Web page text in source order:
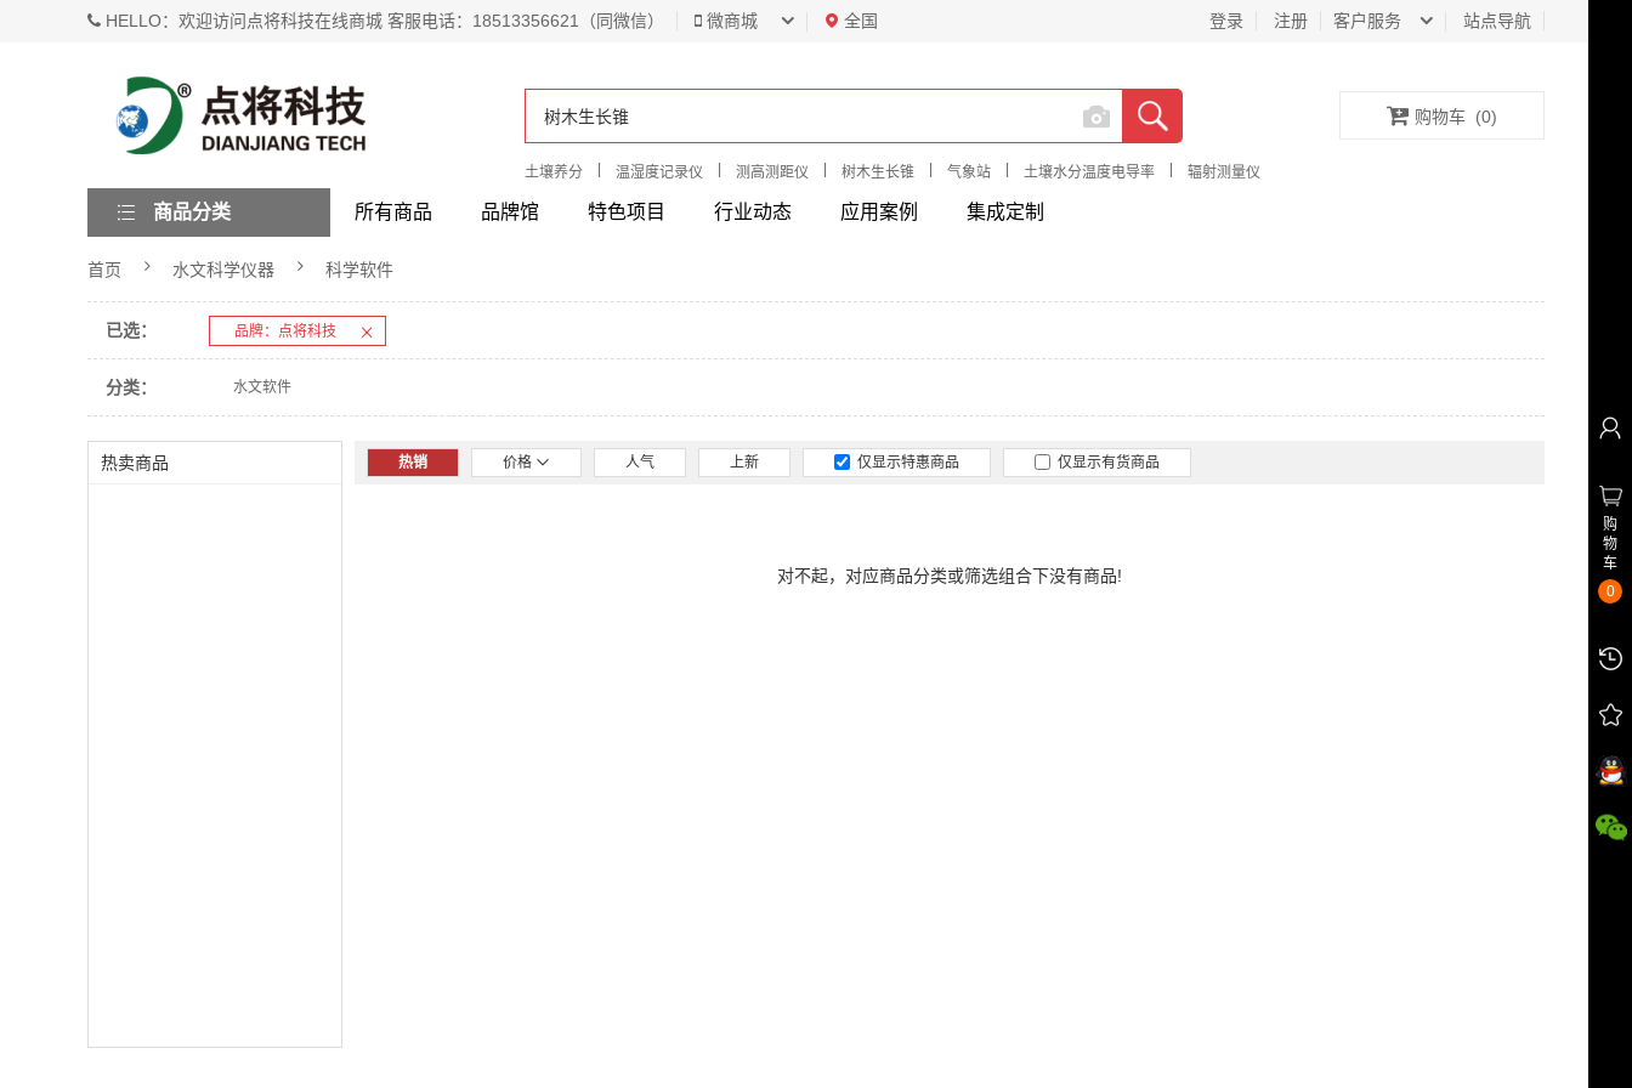
HELLO：欢迎访问点将科技在线商城 客服电话：18513356621（同微信） 微商城 全国 客户服务 站点导航
登录 注册
土壤养分 温湿度记录仪 测高测距仪 树木生长锥 气象站 土壤水分温度电导率 辐射测量仪
购物车 (0)
所有商品 品牌馆 特色项目 行业动态 应用案例 集成定制
商品分类
首页 水文科学仪器 科学软件
已选： 品牌：点将科技
分类： 水文软件
热卖商品 热销 价格 人气 上新 仅显示特惠商品 仅显示有货商品
对不起，对应商品分类或筛选组合下没有商品!
购
物
车
0